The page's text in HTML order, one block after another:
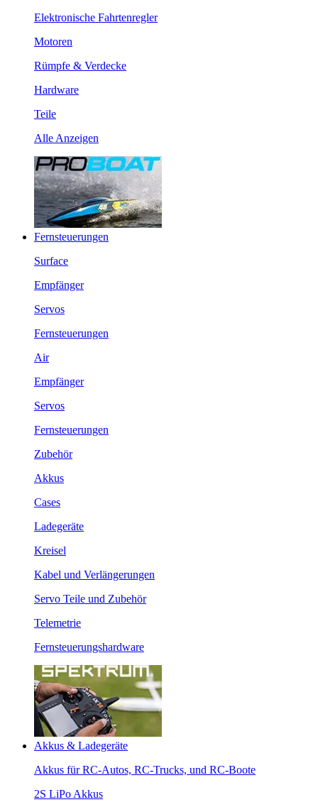
Elektronische Fahrtenregler
Motoren
Rümpfe & Verdecke
Hardware
Teile
Alle Anzeigen
Fernsteuerungen
Surface
Empfänger
Servos
Fernsteuerungen
Air
Empfänger
Servos
Fernsteuerungen
Zubehör
Akkus
Cases
Ladegeräte
Kreisel
Kabel und Verlängerungen
Servo Teile und Zubehör
Telemetrie
Fernsteuerungshardware
Akkus & Ladegeräte
Akkus für RC-Autos, RC-Trucks, und RC-Boote
2S LiPo Akkus